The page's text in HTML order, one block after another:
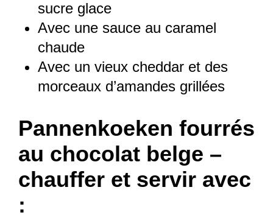
sucre glace
Avec une sauce au caramel
chaude
Avec un vieux cheddar et des
morceaux d’amandes grillées
Pannenkoeken fourrés
au chocolat belge –
chauffer et servir avec
: